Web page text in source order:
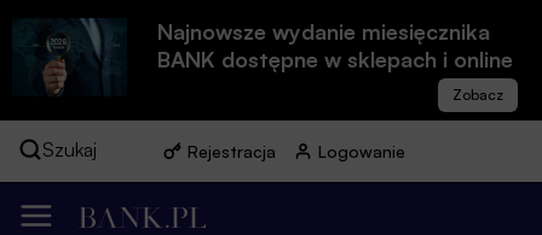
Najnowsze wydanie miesięcznika
BANK dostępne w sklepach i online
Szukaj Rejestracja Logowanie